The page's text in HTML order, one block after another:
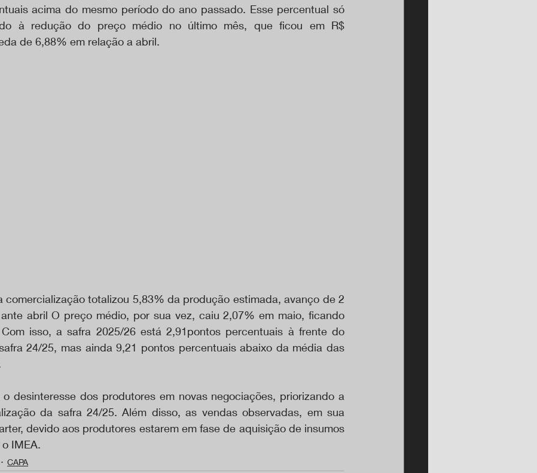
acima do mesmo período do ano passado. Esse percentual só
à redução do preço médio no último mês, que ficou em R$
de 6,88% em relação a abril.
comercialização totalizou 5,83% da produção estimada, avanço de 2
abril O preço médio, por sua vez, caiu 2,07% em maio, ficando
isso, a safra 2025/26 está 2,91pontos percentuais à frente do
24/25, mas ainda 9,21 pontos percentuais abaixo da média das
o desinteresse dos produtores em novas negociações, priorizando a
da safra 24/25. Além disso, as vendas observadas, em sua
devido aos produtores estarem em fase de aquisição de insumos
IMEA.
CAPA